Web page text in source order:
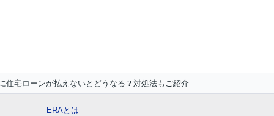
住宅ローンが払えないとどうなる？対処法もご紹介
ERAとは